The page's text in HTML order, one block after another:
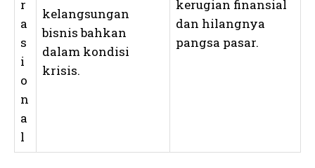
r
a
s
i
o
n
a
l
kelangsungan
bisnis bahkan
dalam kondisi
krisis.
kerugian finansial
dan hilangnya
pangsa pasar.